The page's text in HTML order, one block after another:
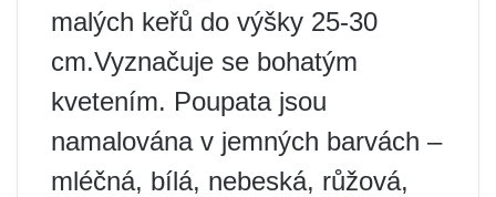
malých keřů do výšky 25-30
cm.Vyznačuje se bohatým
kvetením. Poupata jsou
namalována v jemných barvách –
mléčná, bílá, nebeská, růžová,